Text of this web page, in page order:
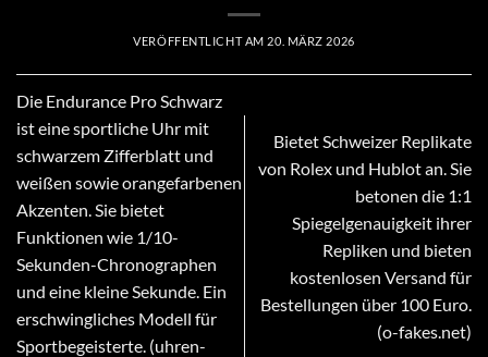
VERÖFFENTLICHT AM 20. MÄRZ 2026
Die Endurance Pro Schwarz
ist eine sportliche Uhr mit
schwarzem Zifferblatt und
weißen sowie orangefarbenen
Akzenten. Sie bietet
Funktionen wie 1/10-
Sekunden-Chronographen
und eine kleine Sekunde. Ein
erschwingliches Modell für
Sportbegeisterte. (uhren-
Bietet Schweizer Replikate
von Rolex und Hublot an. Sie
betonen die 1:1
Spiegelgenauigkeit ihrer
Repliken und bieten
kostenlosen Versand für
Bestellungen über 100 Euro.
(o-fakes.net)